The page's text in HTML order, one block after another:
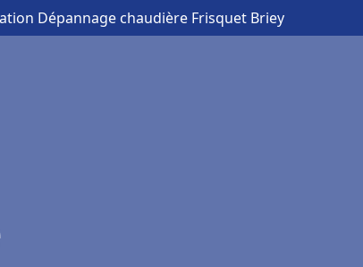
Dépannage chaudière Frisquet Briey